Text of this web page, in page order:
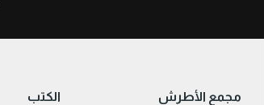
مجمع الأطرش الكتب